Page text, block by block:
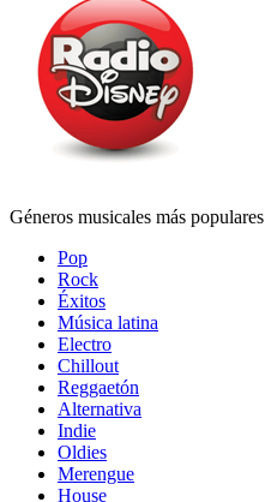
Géneros musicales más populares
Pop
Rock
Éxitos
Música latina
Electro
Chillout
Reggaetón
Alternativa
Indie
Oldies
Merengue
House